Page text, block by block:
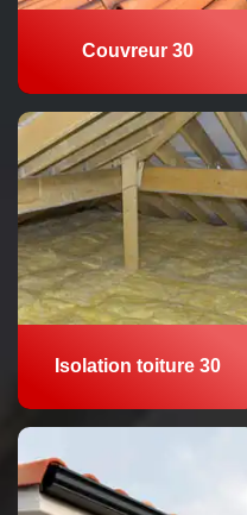
Couvreur 30
Isolation toiture 30